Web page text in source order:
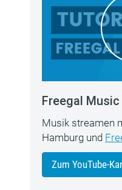
Freegal Music
Musik streamen
Hamburg und
Zum YouTube-